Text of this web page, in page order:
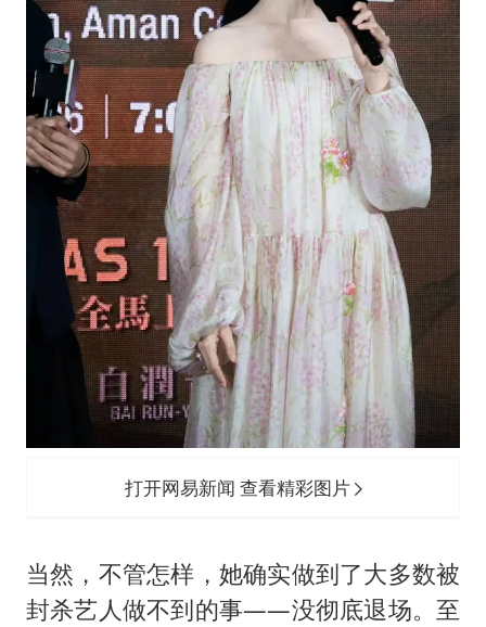
打开网易新闻 查看精彩图片
当然，不管怎样，她确实做到了大多数被
封杀艺人做不到的事——没彻底退场。至